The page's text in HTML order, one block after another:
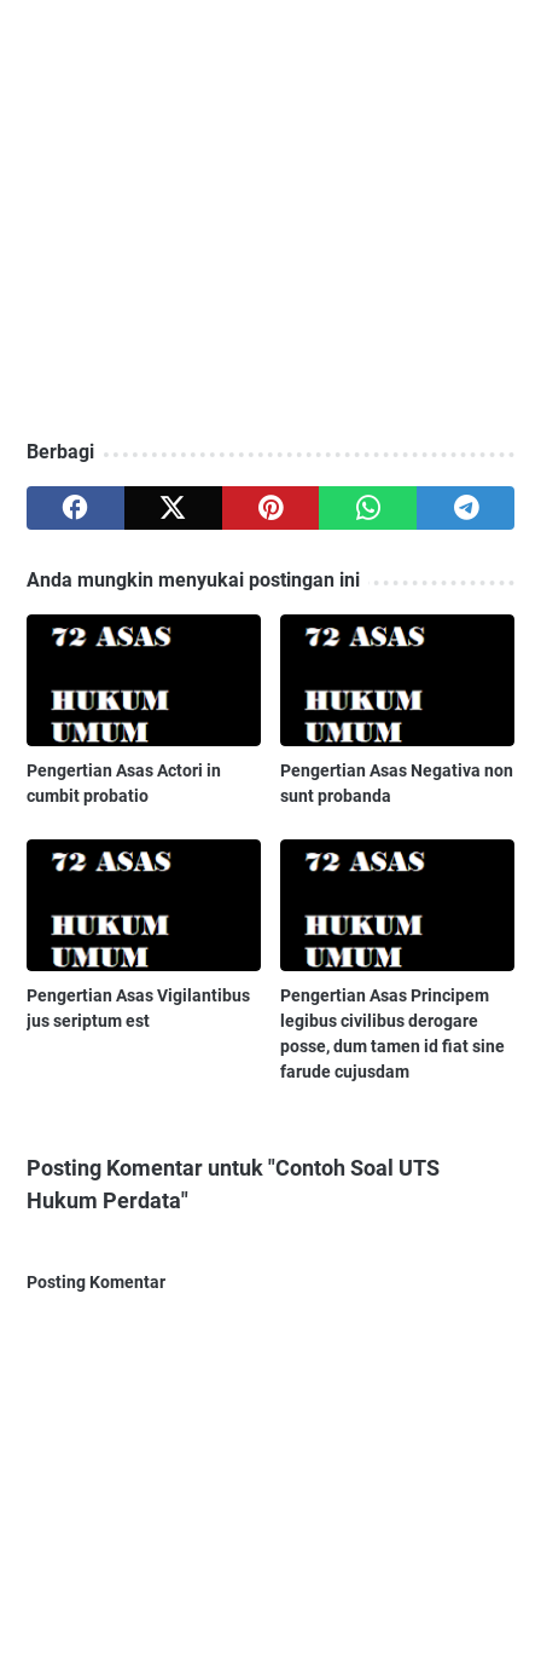
Berbagi
Anda mungkin menyukai postingan ini
Pengertian Asas Actori in
cumbit probatio
Pengertian Asas Negativa non
sunt probanda
Pengertian Asas Vigilantibus
jus seriptum est
Pengertian Asas Principem
legibus civilibus derogare
posse, dum tamen id fiat sine
farude cujusdam
Posting Komentar untuk "Contoh Soal UTS
Hukum Perdata"
Posting Komentar